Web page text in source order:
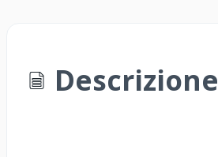
Descrizione